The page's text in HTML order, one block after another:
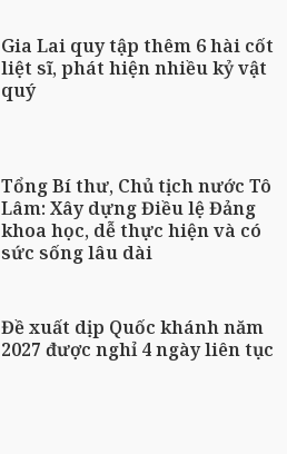
Gia Lai quy tập thêm 6 hài cốt
liệt sĩ, phát hiện nhiều kỷ vật
quý
Tổng Bí thư, Chủ tịch nước Tô
Lâm: Xây dựng Điều lệ Đảng
khoa học, dễ thực hiện và có
sức sống lâu dài
Đề xuất dịp Quốc khánh năm
2027 được nghỉ 4 ngày liên tục